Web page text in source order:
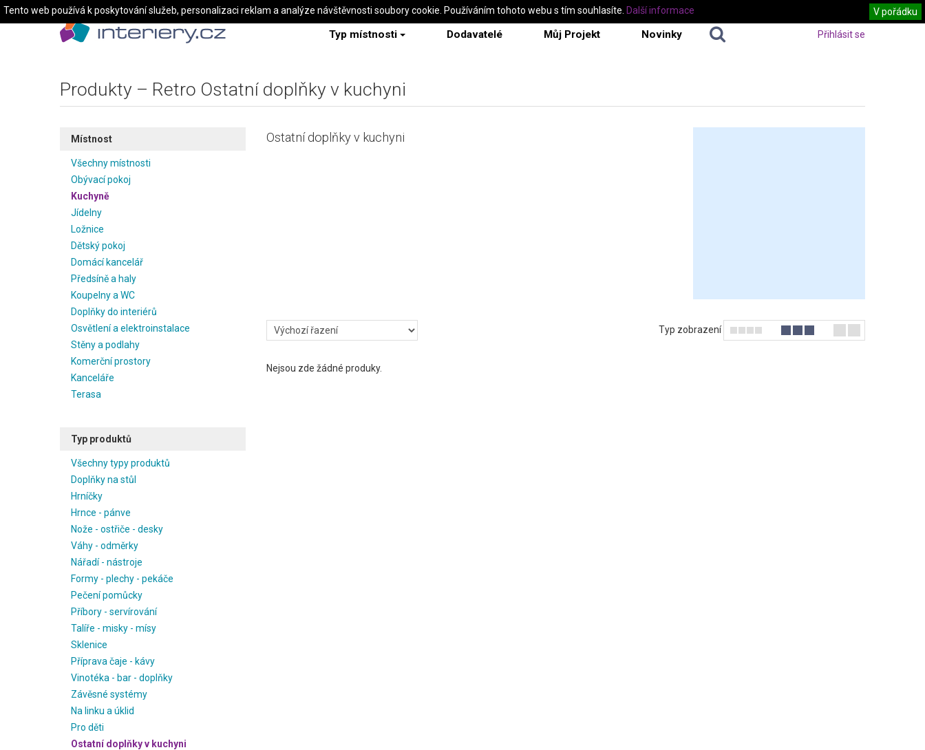
Typ místnosti Dodavatelé Můj Projekt Novinky Přihlásit se
Produkty – Retro Ostatní doplňky v kuchyni
Místnost
Všechny místnosti
Obývací pokoj
Kuchyně
Jídelny
Ložnice
Dětský pokoj
Domácí kancelář
Předsíně a haly
Koupelny a WC
Doplňky do interiérů
Osvětlení a elektroinstalace
Stěny a podlahy
Komerční prostory
Kanceláře
Terasa
Typ produktů
Všechny typy produktů
Doplňky na stůl
Hrníčky
Hrnce - pánve
Nože - ostřiče - desky
Váhy - odměrky
Nářadí - nástroje
Formy - plechy - pekáče
Pečení pomůcky
Příbory - servírování
Talíře - misky - mísy
Sklenice
Příprava čaje - kávy
Vinotéka - bar - doplňky
Závěsné systémy
Na linku a úklid
Pro děti
Ostatní doplňky v kuchyni
Ostatní doplňky v kuchyni
Typ zobrazení
Nejsou zde žádné produky.
Tento web používá k poskytování služeb, personalizaci reklam a analýze návštěvnosti soubory cookie. Používáním tohoto webu s tím souhlasíte. V pořádku
Další informace